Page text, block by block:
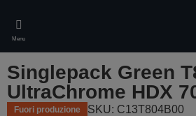
main
content
Menu
Singlepack Green
UltraChrome HDX
Fuori produzione SKU: C13T804B00